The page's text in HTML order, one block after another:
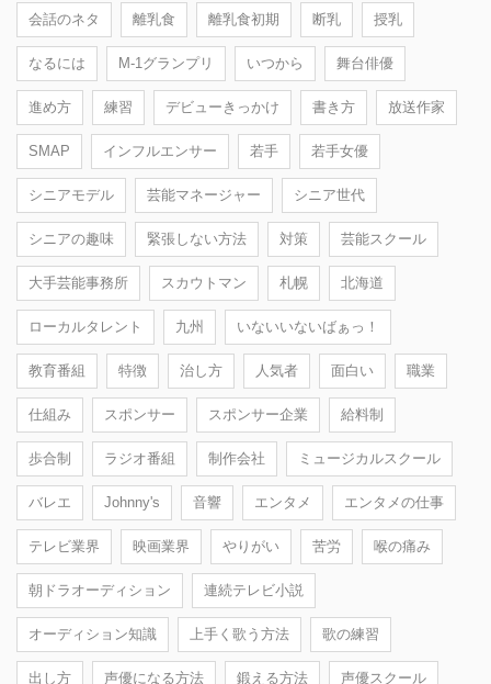
会話のネタ 離乳食 離乳食初期 断乳 授乳
なるには M-1グランプリ いつから 舞台俳優
進め方 練習 デビューきっかけ 書き方 放送作家
SMAP インフルエンサー 若手 若手女優
シニアモデル 芸能マネージャー シニア世代
シニアの趣味 緊張しない方法 対策 芸能スクール
大手芸能事務所 スカウトマン 札幌 北海道
ローカルタレント 九州 いないいないばぁっ！
教育番組 特徴 治し方 人気者 面白い 職業
仕組み スポンサー スポンサー企業 給料制
歩合制 ラジオ番組 制作会社 ミュージカルスクール
バレエ Johnny's 音響 エンタメ エンタメの仕事
テレビ業界 映画業界 やりがい 苦労 喉の痛み
朝ドラオーディション 連続テレビ小説
オーディション知識 上手く歌う方法 歌の練習
出し方 声優になる方法 鍛える方法 声優スクール